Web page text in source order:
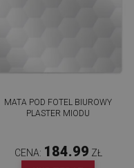
MATA POD FOTEL BIUROWY
PLASTER MIODU
CENA: 184.99 ZŁ